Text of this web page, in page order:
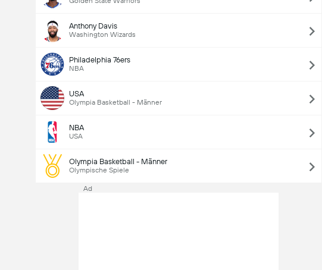
Anthony Davis
Washington Wizards
Philadelphia 76ers
NBA
USA
Olympia Basketball - Männer
NBA
USA
Olympia Basketball - Männer
Olympische Spiele
Ad